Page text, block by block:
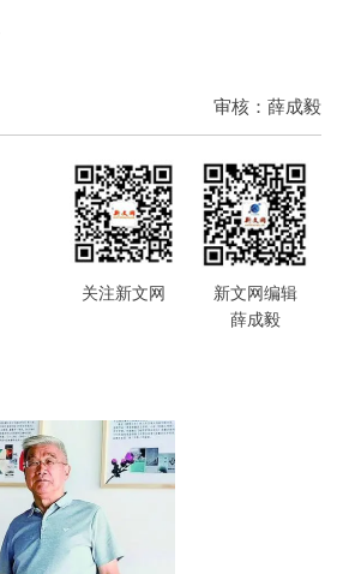
审核：薛成毅
关注新文网
新文网编辑
薛成毅